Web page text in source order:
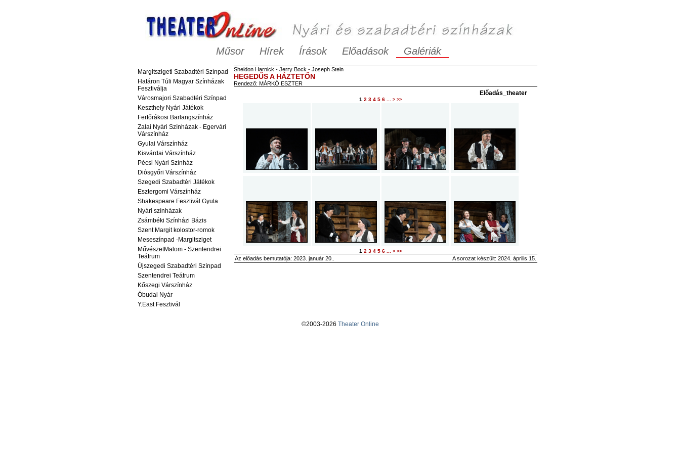
Műsor Hírek Írások Előadások Galériák
Margitszigeti Szabadtéri Színpad
Határon Túli Magyar Színházak
Fesztiválja
Városmajori Szabadtéri Színpad
Keszthely Nyári Játékok
Fertőrákosi Barlangszínház
Zalai Nyári Színházak - Egervári
Várszínház
Gyulai Várszínház
Kisvárdai Várszínház
Pécsi Nyári Színház
Diósgyőri Várszínház
Szegedi Szabadtéri Játékok
Esztergomi Várszínház
Shakespeare Fesztivál Gyula
Nyári színházak
Zsámbéki Színházi Bázis
Szent Margit kolostor-romok
Meseszínpad -Margitsziget
MűvészetMalom - Szentendrei
Teátrum
Újszegedi Szabadtéri Színpad
Szentendrei Teátrum
Kőszegi Várszínház
Óbudai Nyár
Y.East Fesztivál
Sheldon Harnick - Jerry Bock - Joseph Stein
HEGEDŰS A HÁZTETŐN
Rendező: MÁRKÓ ESZTER
Előadás_theater
1 2 3 4 5 6 > >>
1 2 3 4 5 6 > >>
Az előadás bemutatója: 2023. január 20.. A sorozat készült: 2024. április 15.
©2003-2026 Theater Online